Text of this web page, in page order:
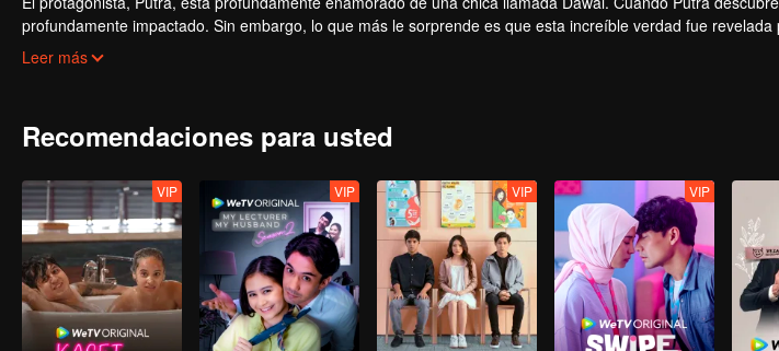
profundamente impactado. Sin embargo, lo que más le sorprende es que esta increíble verdad fue
comienza a comprender la identidad de Dawai y sus secretos. Descubre que Dawai no solo es inmortal, sino
Leer más
Recomendaciones para usted
VIP VIP VIP VIP